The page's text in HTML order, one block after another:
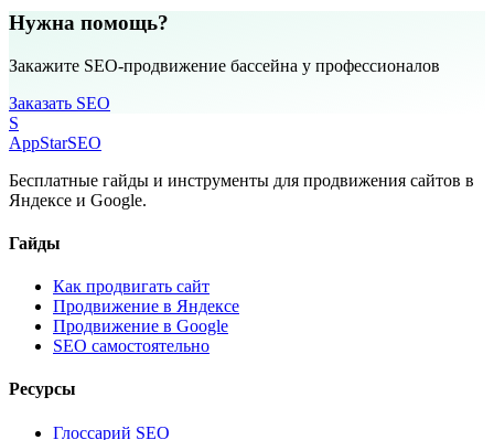
Нужна помощь?
Закажите SEO-продвижение бассейна у профессионалов
Заказать SEO
S
AppStarSEO
Бесплатные гайды и инструменты для продвижения сайтов в
Яндексе и Google.
Гайды
Как продвигать сайт
Продвижение в Яндексе
Продвижение в Google
SEO самостоятельно
Ресурсы
Глоссарий SEO